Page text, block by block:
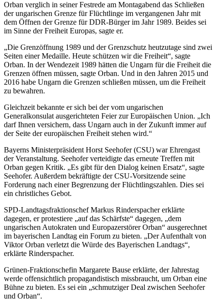
Orban verglich in seiner Festrede am Montagabend das Schließen
der ungarischen Grenze für Flüchtlinge im vergangenen Jahr mit
dem Öffnen der Grenze für DDR-Bürger im Jahr 1989. Beides sei
im Sinne der Freiheit Europas, sagte er.
„Die Grenzöffnung 1989 und der Grenzschutz heutzutage sind zwei
Seiten einer Medaille. Heute schützen wir die Freiheit“, sagte
Orban. In der Wendezeit 1989 hätten die Ungarn für die Freiheit die
Grenzen öffnen müssen, sagte Orban. Und in den Jahren 2015 und
2016 habe Ungarn die Grenzen schließen müssen, um die Freiheit
zu bewahren.
Gleichzeit bekannte er sich bei der vom ungarischen
Generalkonsulat ausgerichteten Feier zur Europäischen Union. „Ich
darf Ihnen versichern, dass Ungarn auch in der Zukunft immer auf
der Seite der europäischen Freiheit stehen wird.“
Bayerns Ministerpräsident Horst Seehofer (CSU) war Ehrengast
der Veranstaltung. Seehofer verteidigte das erneute Treffen mit
Orban gegen Kritik. „Es gibt für den Dialog keinen Ersatz“, sagte
Seehofer. Außerdem bekräftigte der CSU-Vorsitzende seine
Forderung nach einer Begrenzung der Flüchtlingszahlen. Dies sei
ein christliches Gebot.
SPD-Landtagsfraktionschef Markus Rinderspacher erklärte
dagegen, er protestiere „auf das Schärfste“ dagegen, „dem
ungarischen Autokraten und Europazerstörer Orban“ ausgerechnet
im bayerischen Landtag ein Forum zu bieten. „Der Aufenthalt von
Viktor Orban verletzt die Würde des Bayerischen Landtags“,
erklärte Rinderspacher.
Grünen-Fraktionschefin Margarete Bause erklärte, der Jahrestag
werde offensichtlich propagandistisch missbraucht, um Orban eine
Bühne zu bieten. Es sei ein „schmutziger Deal zwischen Seehofer
und Orban“.